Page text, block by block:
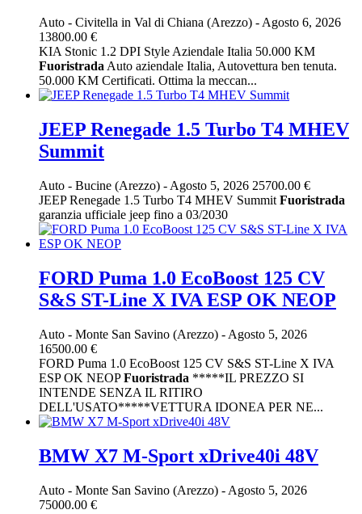
Auto - Civitella in Val di Chiana (Arezzo) - Agosto 6, 2026
13800.00 €
KIA Stonic 1.2 DPI Style Aziendale Italia 50.000 KM
Fuoristrada Auto aziendale Italia, Autovettura ben tenuta.
50.000 KM Certificati. Ottima la meccan...
JEEP Renegade 1.5 Turbo T4 MHEV
Summit
Auto - Bucine (Arezzo) - Agosto 5, 2026 25700.00 €
JEEP Renegade 1.5 Turbo T4 MHEV Summit Fuoristrada
garanzia ufficiale jeep fino a 03/2030
FORD Puma 1.0 EcoBoost 125 CV
S&S ST-Line X IVA ESP OK NEOP
Auto - Monte San Savino (Arezzo) - Agosto 5, 2026
16500.00 €
FORD Puma 1.0 EcoBoost 125 CV S&S ST-Line X IVA
ESP OK NEOPFuoristrada *****IL PREZZO SI
INTENDE SENZA IL RITIRO
DELL'USATO*****VETTURA IDONEA PER NE...
BMW X7 M-Sport xDrive40i 48V
Auto - Monte San Savino (Arezzo) - Agosto 5, 2026
75000.00 €